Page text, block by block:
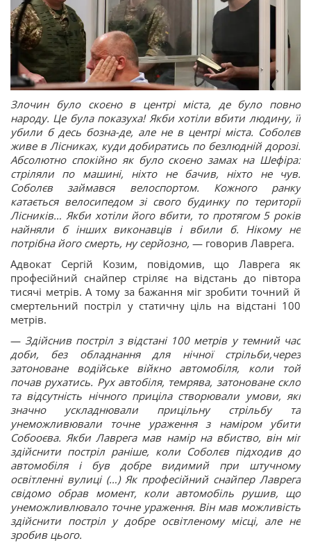
Злочин було скоєно в центрі міста, де було повно
народу. Це була показуха! Якби хотіли вбити людину, її
убили б десь бозна-де, але не в центрі міста. Соболєв
живе в Лісниках, куди добиратись по безлюдній дорозі.
Абсолютно спокійно як було скоєно замах на Шефіра:
стріляли по машині, ніхто не бачив, ніхто не чув.
Соболєв займався велоспортом. Кожного ранку
катається велосипедом зі свого будинку по території
Лісників… Якби хотіли його вбити, то протягом 5 років
найняли б інших виконавців і вбили б. Нікому не
потрібна його смерть, ну серйозно, — говорив Лаврега.
Адвокат Сергій Козим, повідомив, що Лаврега як
професійний снайпер стріляє на відстань до півтора
тисячі метрів. А тому за бажання міг зробити точний й
смертельний постріл у статичну ціль на відстані 100
метрів.
—Здійснив постріл з відстані 100 метрів у темний час
доби, без обладнання для нічної стрільби,через
затоноване водійське війкно автомобіля, коли той
почав рухатись. Рух автобіля, темрява, затоноване скло
та відсутність нічного приціла створювали умови, які
значно ускладнювали прицільну стрільбу та
унеможливювали точне ураження з наміром убити
Собооєва. Якби Лаврега мав намір на вбиство, він міг
здійснити постріл раніше, коли Соболєв підходив до
автомобіля і був добре видимий при штучному
освітленні вулиці (…) Як професійний снайпер Лаврега
свідомо обрав момент, коли автомобіль рушив, що
унеможливлювало точне ураження. Він мав можливість
здійснити постріл у добре освітленому місці, але не
зробив цього.